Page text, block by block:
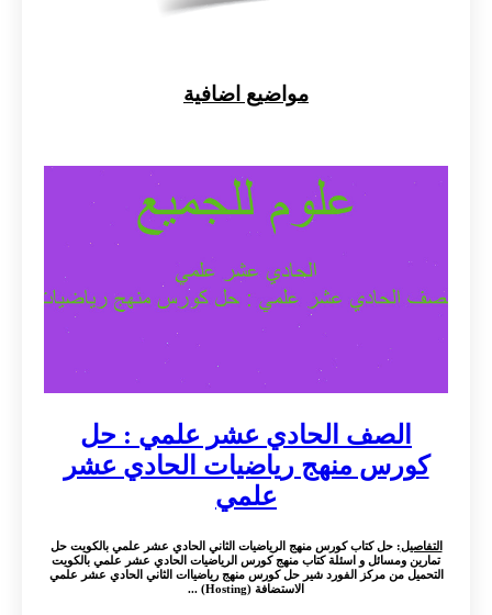
مواضيع اضافية
الصف الحادي عشر علمي : حل
كورس منهج رياضيات الحادي عشر
علمي
التفاصيل: حل كتاب كورس منهج الرياضيات الثاني الحادي عشر علمي بالكويت حل
تمارين ومسائل و اسئلة كتاب منهج كورس الرياضيات الحادي عشر علمي بالكويت
التحميل من مركز الفورد شير حل كورس منهج رياضياات الثاني الحادي عشر علمي
الاستضافة (Hosting) ...